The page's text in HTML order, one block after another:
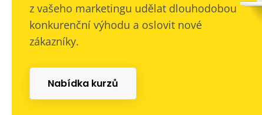
z vašeho marketingu udělat dlouhodobou
konkurenční výhodu a oslovit nové
zákazníky.
Nabídka kurzů